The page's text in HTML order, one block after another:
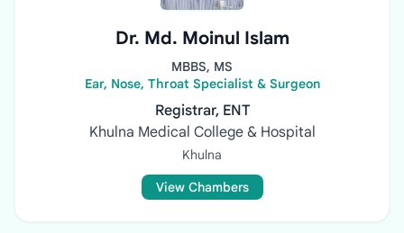
Dr. Md. Moinul Islam
MBBS, MS
Ear, Nose, Throat Specialist & Surgeon
Registrar, ENT
Khulna Medical College & Hospital
Khulna
View Chambers